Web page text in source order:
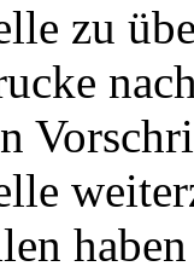
zu